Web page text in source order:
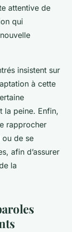
attentive de
qui
insistent sur
à cette
la peine. Enfin,
rapprocher
ou de se
afin d’assurer
la